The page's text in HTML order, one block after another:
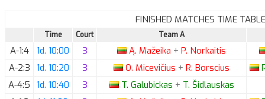
FINISHED MATCHES TIME TABLE
Time Court Team A
A-1:4 1d. 10:00 3 Ą. Mažeika + P. Norkaitis
A-2:3 1d. 10:20 3 O. Micevičius + R. Borscius
A-4:5 1d. 10:40 3 T. Galubickas + T. Šidlauskas